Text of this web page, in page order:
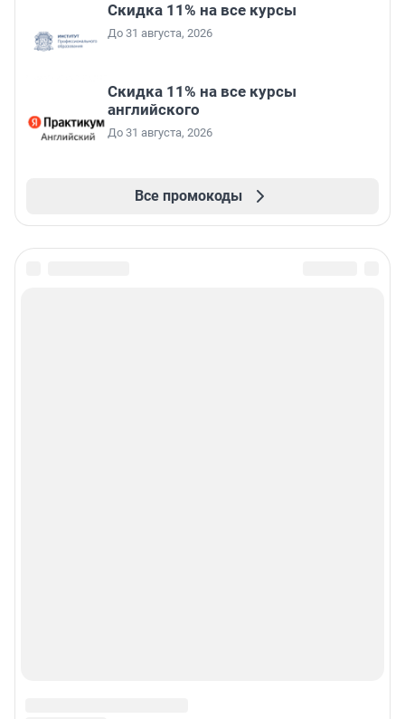
Скидка 11% на все курсы
До 31 августа, 2026
Скидка 11% на все курсы
английского
До 31 августа, 2026
Все промокоды